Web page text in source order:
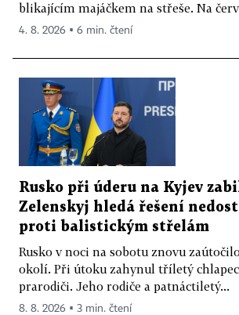
blikajícím majáčkem na střeše. Na
4. 8. 2026 ▪ 6 min. čtení
Rusko při úderu na Kyjev
Zelenskyj hledá řešení
proti balistickým střelám
Rusko v noci na sobotu znovu
okolí. Při útoku zahynul tříletý
prarodiči. Jeho rodiče a patnáctiletý...
8. 8. 2026 ▪ 3 min. čtení